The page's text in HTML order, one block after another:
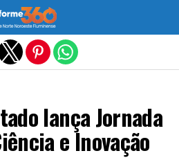
lança Jornada
e Inovação
versão mobile